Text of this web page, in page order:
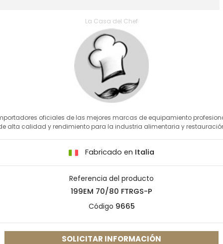
La Casa del Chef
oficiales de las mejores marcas de equipamiento
alta calidad y rendimiento para la industria alimentaria y
Fabricado en Italia
Referencia del producto
199EM 70/80 FTRGS-P
Código 9665
SOLICITAR INFORMACIÓN